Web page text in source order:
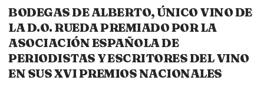
BODEGAS DE ALBERTO, ÚNICO VINO DE
LA D.O. RUEDA PREMIADO POR LA
ASOCIACIÓN ESPAÑOLA DE
PERIODISTAS Y ESCRITORES DEL VINO
EN SUS XVI PREMIOS NACIONALES